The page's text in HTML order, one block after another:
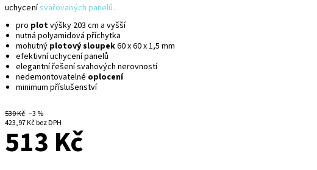
uchycenísvařovaných panelů.
pro plotvýšky 203 cm a vyšší
nutná polyamidová příchytka
mohutný plotový sloupek60 x 60 x 1,5 mm
efektivní uchycení panelů
elegantní řešení svahových nerovností
nedemontovatelné oplocení
minimum příslušenství
530 Kč –3 %
423,97 Kč bez DPH
513 Kč